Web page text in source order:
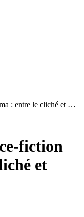
: entre le cliché et …
fiction
et